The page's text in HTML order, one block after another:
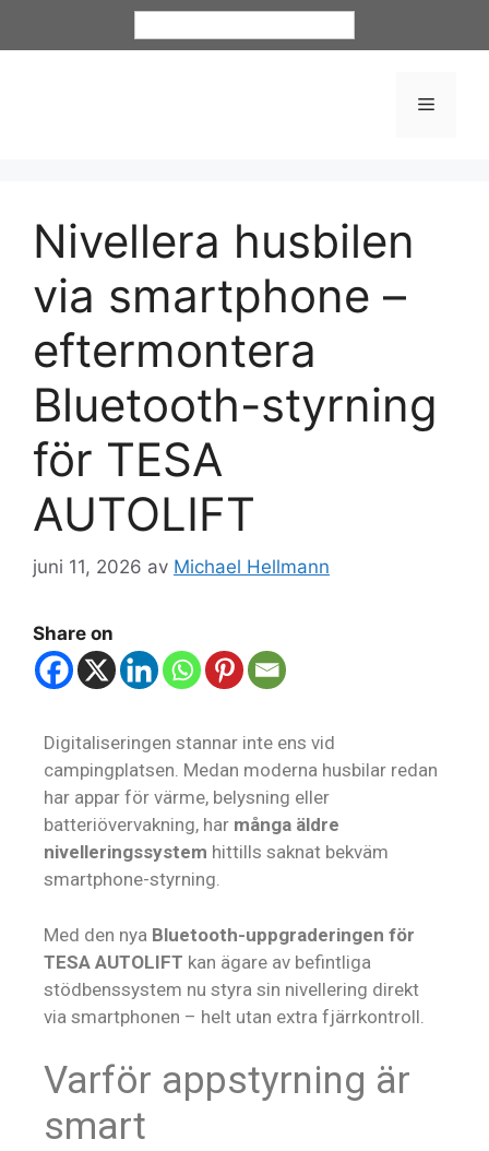
Nivellera husbilen
via smartphone –
eftermontera
Bluetooth-styrning
för TESA
AUTOLIFT
juni 11, 2026 av Michael Hellmann
Share on
Digitaliseringen stannar inte ens vid
campingplatsen. Medan moderna husbilar redan
har appar för värme, belysning eller
batteriövervakning, har många äldre
nivelleringssystem hittills saknat bekväm
smartphone-styrning.
Med den nya Bluetooth-uppgraderingen för
TESA AUTOLIFT kan ägare av befintliga
stödbenssystem nu styra sin nivellering direkt
via smartphonen – helt utan extra fjärrkontroll.
Varför appstyrning är
smart